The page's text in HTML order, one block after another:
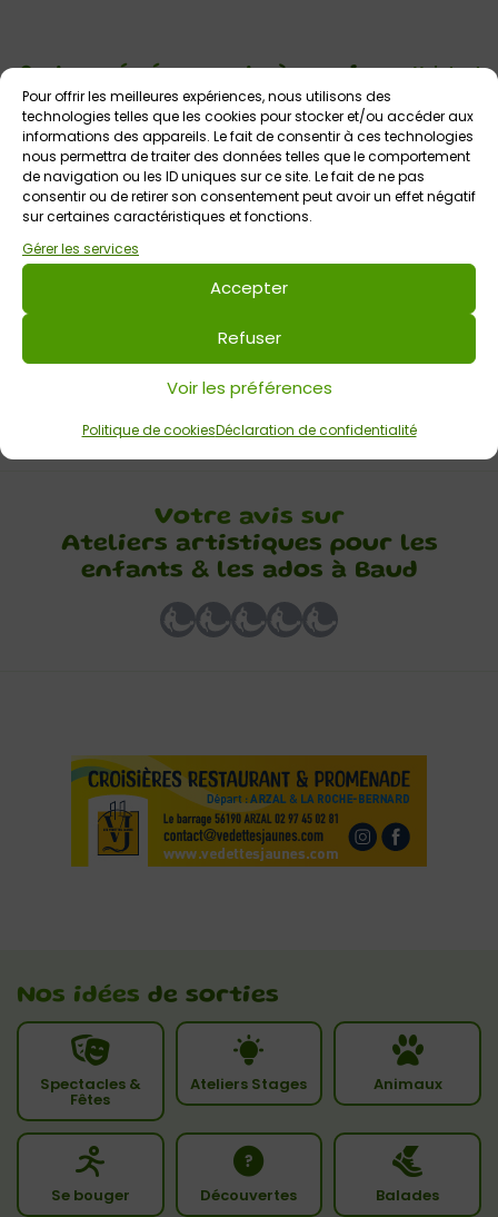
Pour offrir les meilleures expériences, nous utilisons des
technologies telles que les cookies pour stocker et/ou accéder aux
informations des appareils. Le fait de consentir à ces technologies
nous permettra de traiter des données telles que le comportement
de navigation ou les ID uniques sur ce site. Le fait de ne pas
consentir ou de retirer son consentement peut avoir un effet négatif
sur certaines caractéristiques et fonctions.
Gérer les services
Accepter
Refuser
Voir les préférences
Politique de cookiesDéclaration de confidentialité
Autres événementsà venir Voir tout
vacances d’été
Votre avis sur
Ateliers artistiques pour les
enfants & les ados à Baud
Nos idées de sorties
Spectacles &
Fêtes
Ateliers Stages Animaux
Se bouger Découvertes Balades